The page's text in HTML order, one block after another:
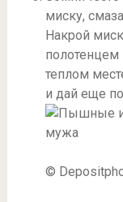
миску,
Накрой
полотенцем
теплом
и дай еще
©